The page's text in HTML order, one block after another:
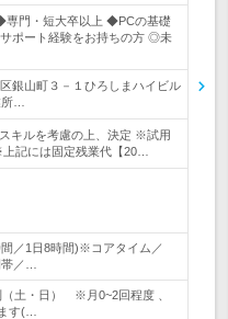
専門・短大卒以上 ◆PCの基礎
ポート経験をお持ちの方 ◎未
銀山町３－１ひろしまハイビル
…
キルを考慮の上、決定 ※試用
記には固定残業代【20…
／1日8時間)※コアタイム／
／…
土・日） ※月0~2回程度 、
す(…